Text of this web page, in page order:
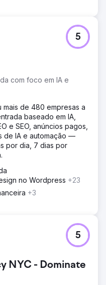
até a
do Google com
de baixo volume e
Ads, veiculamos
para garantir a máxima
leads que eles
A equipe de
relacionamentos e, após
alto valor anual
deles. Nos primeiros 15
em ACV ao negócio
agência
com foco em IA e
5
mais de 480 empresas a
baseado em IA,
e SEO, anúncios pagos,
de IA e automação —
por dia, 7 dias por
no Wordpress +23
+3
NYC - Dominate
5